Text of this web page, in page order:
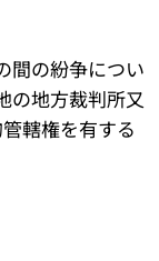
間の紛争につい
の地方裁判所又
轄権を有する